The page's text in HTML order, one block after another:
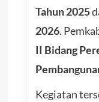
Tahun 2025
2026.
II Bidang
Kegiatan